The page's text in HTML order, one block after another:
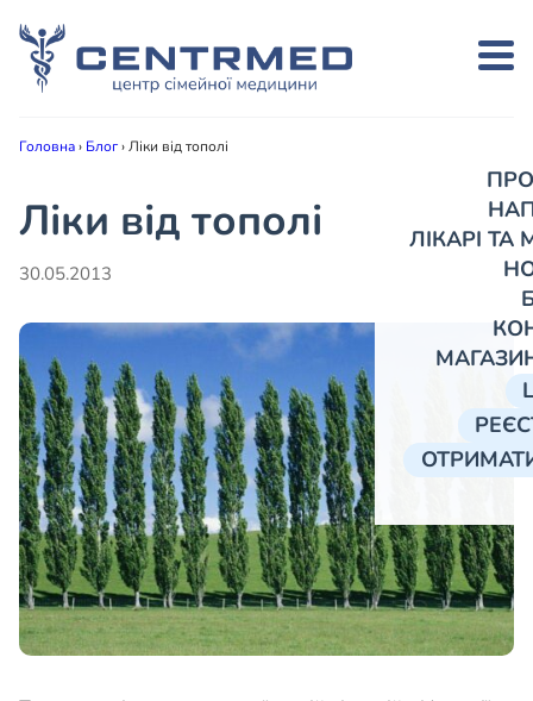
ЛІКАРІ
Головна› Блог›Ліки від тополі
Ліки від тополі
30.05.2013